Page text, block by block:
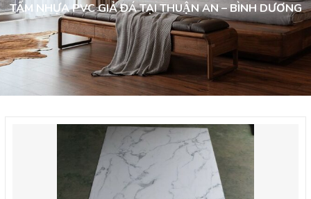
TẤM NHỰA PVC GIẢ ĐÁ TẠI THUẬN AN – BÌNH DƯƠNG